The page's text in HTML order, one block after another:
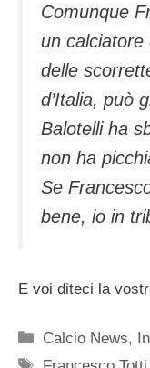
Comunque
un
delle
d’Italia, può
Balotelli ha
non ha
Se
bene, io in
E voi diteci la
Categorie
Calcio News,
Tag